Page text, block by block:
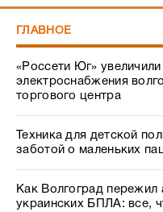
ГЛАВНОЕ
«Россети Юг»
электроснабжения
торгового центра
Техника для детской
заботой о маленьких
Как Волгоград пережил
украинских БПЛА: все,